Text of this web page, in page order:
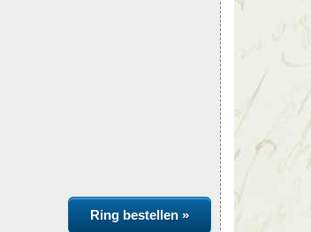
Ring bestellen »